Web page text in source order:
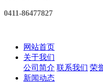
0411-86477827
网站首页
关于我们
公司简介 联系我们 荣
新闻动态